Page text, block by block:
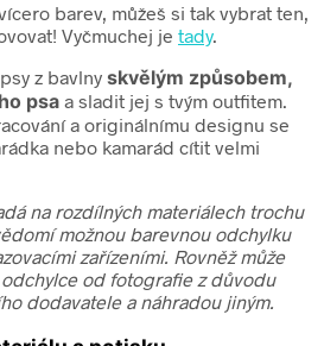
barev, můžeš si tak vybrat ten,
Vyčmuchej je tady.
z bavlny skvělým způsobem,
psa a sladit jej s tvým outfitem.
a originálnímu designu se
nebo kamarád cítit velmi
na rozdílných materiálech trochu
možnou barevnou odchylku
zařízeními. Rovněž může
od fotografie z důvodu
dodavatele a náhradou jiným.